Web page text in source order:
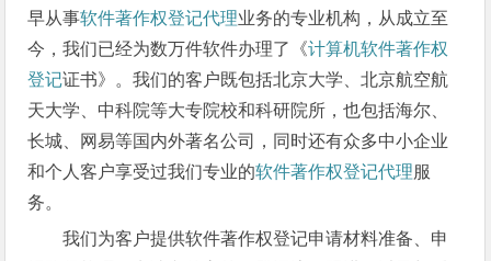
早从事软件著作权登记代理业务的专业机构，从成立至
今，我们已经为数万件软件办理了《计算机软件著作权
登记证书》。我们的客户既包括北京大学、北京航空航
天大学、中科院等大专院校和科研院所，也包括海尔、
长城、网易等国内外著名公司，同时还有众多中小企业
和个人客户享受过我们专业的软件著作权登记代理服
务。
我们为客户提供软件著作权登记申请材料准备、申